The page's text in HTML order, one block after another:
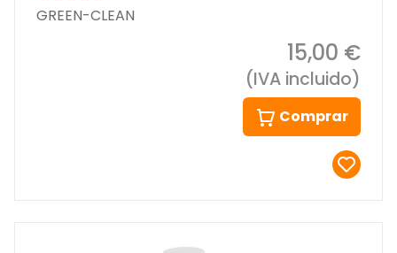
GREEN-CLEAN
15,00 €
(IVA incluido)
Comprar